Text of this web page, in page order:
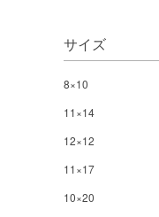
サイズ
8×10
11×14
12×12
11×17
10×20